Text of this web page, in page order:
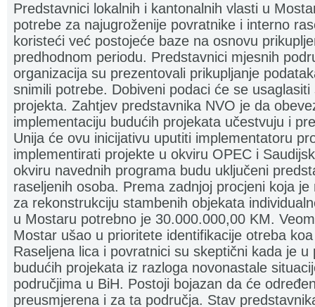
Predstavnici lokalnih i kantonalnih vlasti u
potrebe za najugroženije povratnike i interno
koristeći već postojeće baze na osnovu
predhodnom periodu. Predstavnici mjesnih
organizacija su prezentovali prikupljanje
snimili potrebe. Dobiveni podaci će se
projekta. Zahtjev predstavnika NVO je da
implementaciju budućih projekata učestvuju i
Unija će ovu inicijativu uputiti implementatoru
implementirati projekte u okviru OPEC i
okviru navednih programa budu uključeni
raseljenih osoba. Prema zadnjoj procjeni koja
za rekonstrukciju stambenih objekata
u Mostaru potrebno je 30.000.000,00 KM.
Mostar ušao u prioritete identifikacije otreba
Raseljena lica i povratnici su skeptični kada je u
budućih projekata iz razloga novonastale
područjima u BiH. Postoji bojazan da će
preusmjerena i za ta područja. Stav